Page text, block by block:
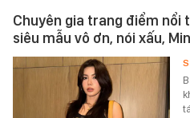
Chuyên gia trang điểm nổi
siêu mẫu vô ơn, nói xấu,